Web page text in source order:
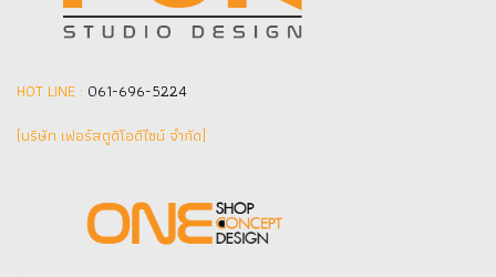
HOT LINE : 061-696-5224
(บริษัท เฟอร์สตูดิโอดีไซน์ จำกัด]